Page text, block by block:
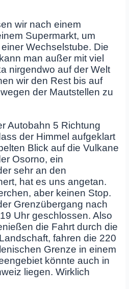
wir nach einem
Supermarkt, um
Wechselstube. Die
man außer mit viel
nirgendwo auf der Welt
wir den Rest bis auf
der Mautstellen zu
Autobahn 5 Richtung
der Himmel aufgeklart
Blick auf die Vulkane
Osorno, ein
sehr an den
hat es uns angetan.
aber keinen Stop.
Grenzübergang nach
Uhr geschlossen. Also
die Fahrt durch die
fahren die 220
Grenze in einem
könnte auch in
liegen. Wirklich